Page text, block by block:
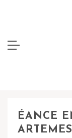
ÉANCE